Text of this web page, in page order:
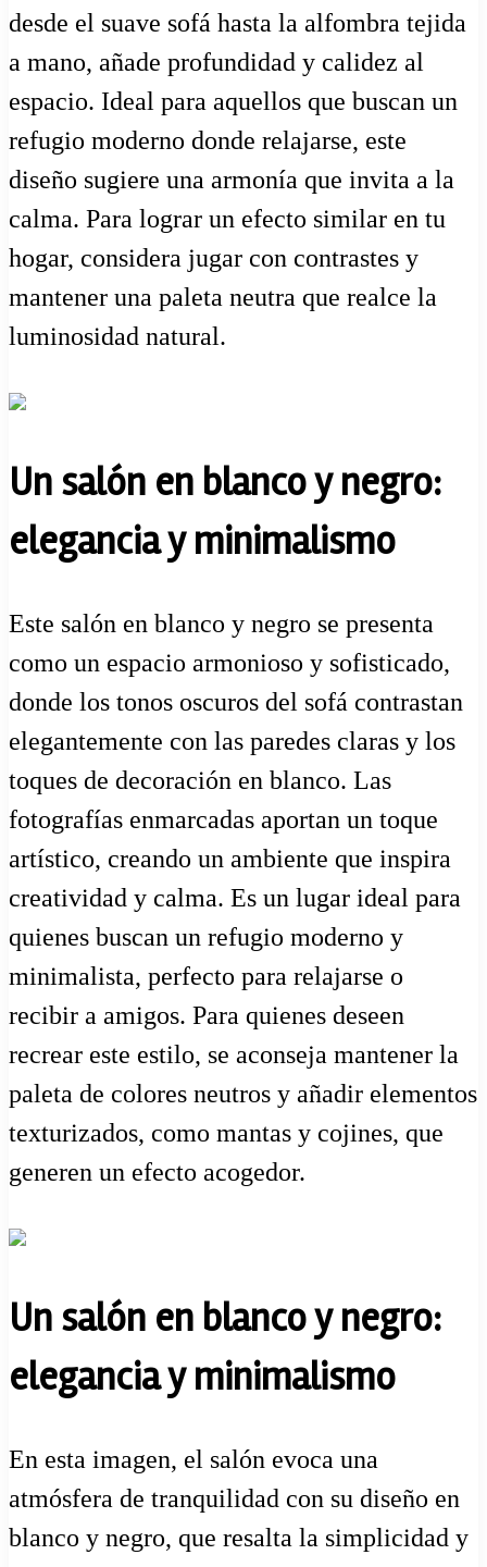
desde el suave sofá hasta la alfombra tejida
a mano, añade profundidad y calidez al
espacio. Ideal para aquellos que buscan un
refugio moderno donde relajarse, este
diseño sugiere una armonía que invita a la
calma. Para lograr un efecto similar en tu
hogar, considera jugar con contrastes y
mantener una paleta neutra que realce la
luminosidad natural.
Un salón en blanco y negro:
elegancia y minimalismo
Este salón en blanco y negro se presenta
como un espacio armonioso y sofisticado,
donde los tonos oscuros del sofá contrastan
elegantemente con las paredes claras y los
toques de decoración en blanco. Las
fotografías enmarcadas aportan un toque
artístico, creando un ambiente que inspira
creatividad y calma. Es un lugar ideal para
quienes buscan un refugio moderno y
minimalista, perfecto para relajarse o
recibir a amigos. Para quienes deseen
recrear este estilo, se aconseja mantener la
paleta de colores neutros y añadir elementos
texturizados, como mantas y cojines, que
generen un efecto acogedor.
Un salón en blanco y negro:
elegancia y minimalismo
En esta imagen, el salón evoca una
atmósfera de tranquilidad con su diseño en
blanco y negro, que resalta la simplicidad y